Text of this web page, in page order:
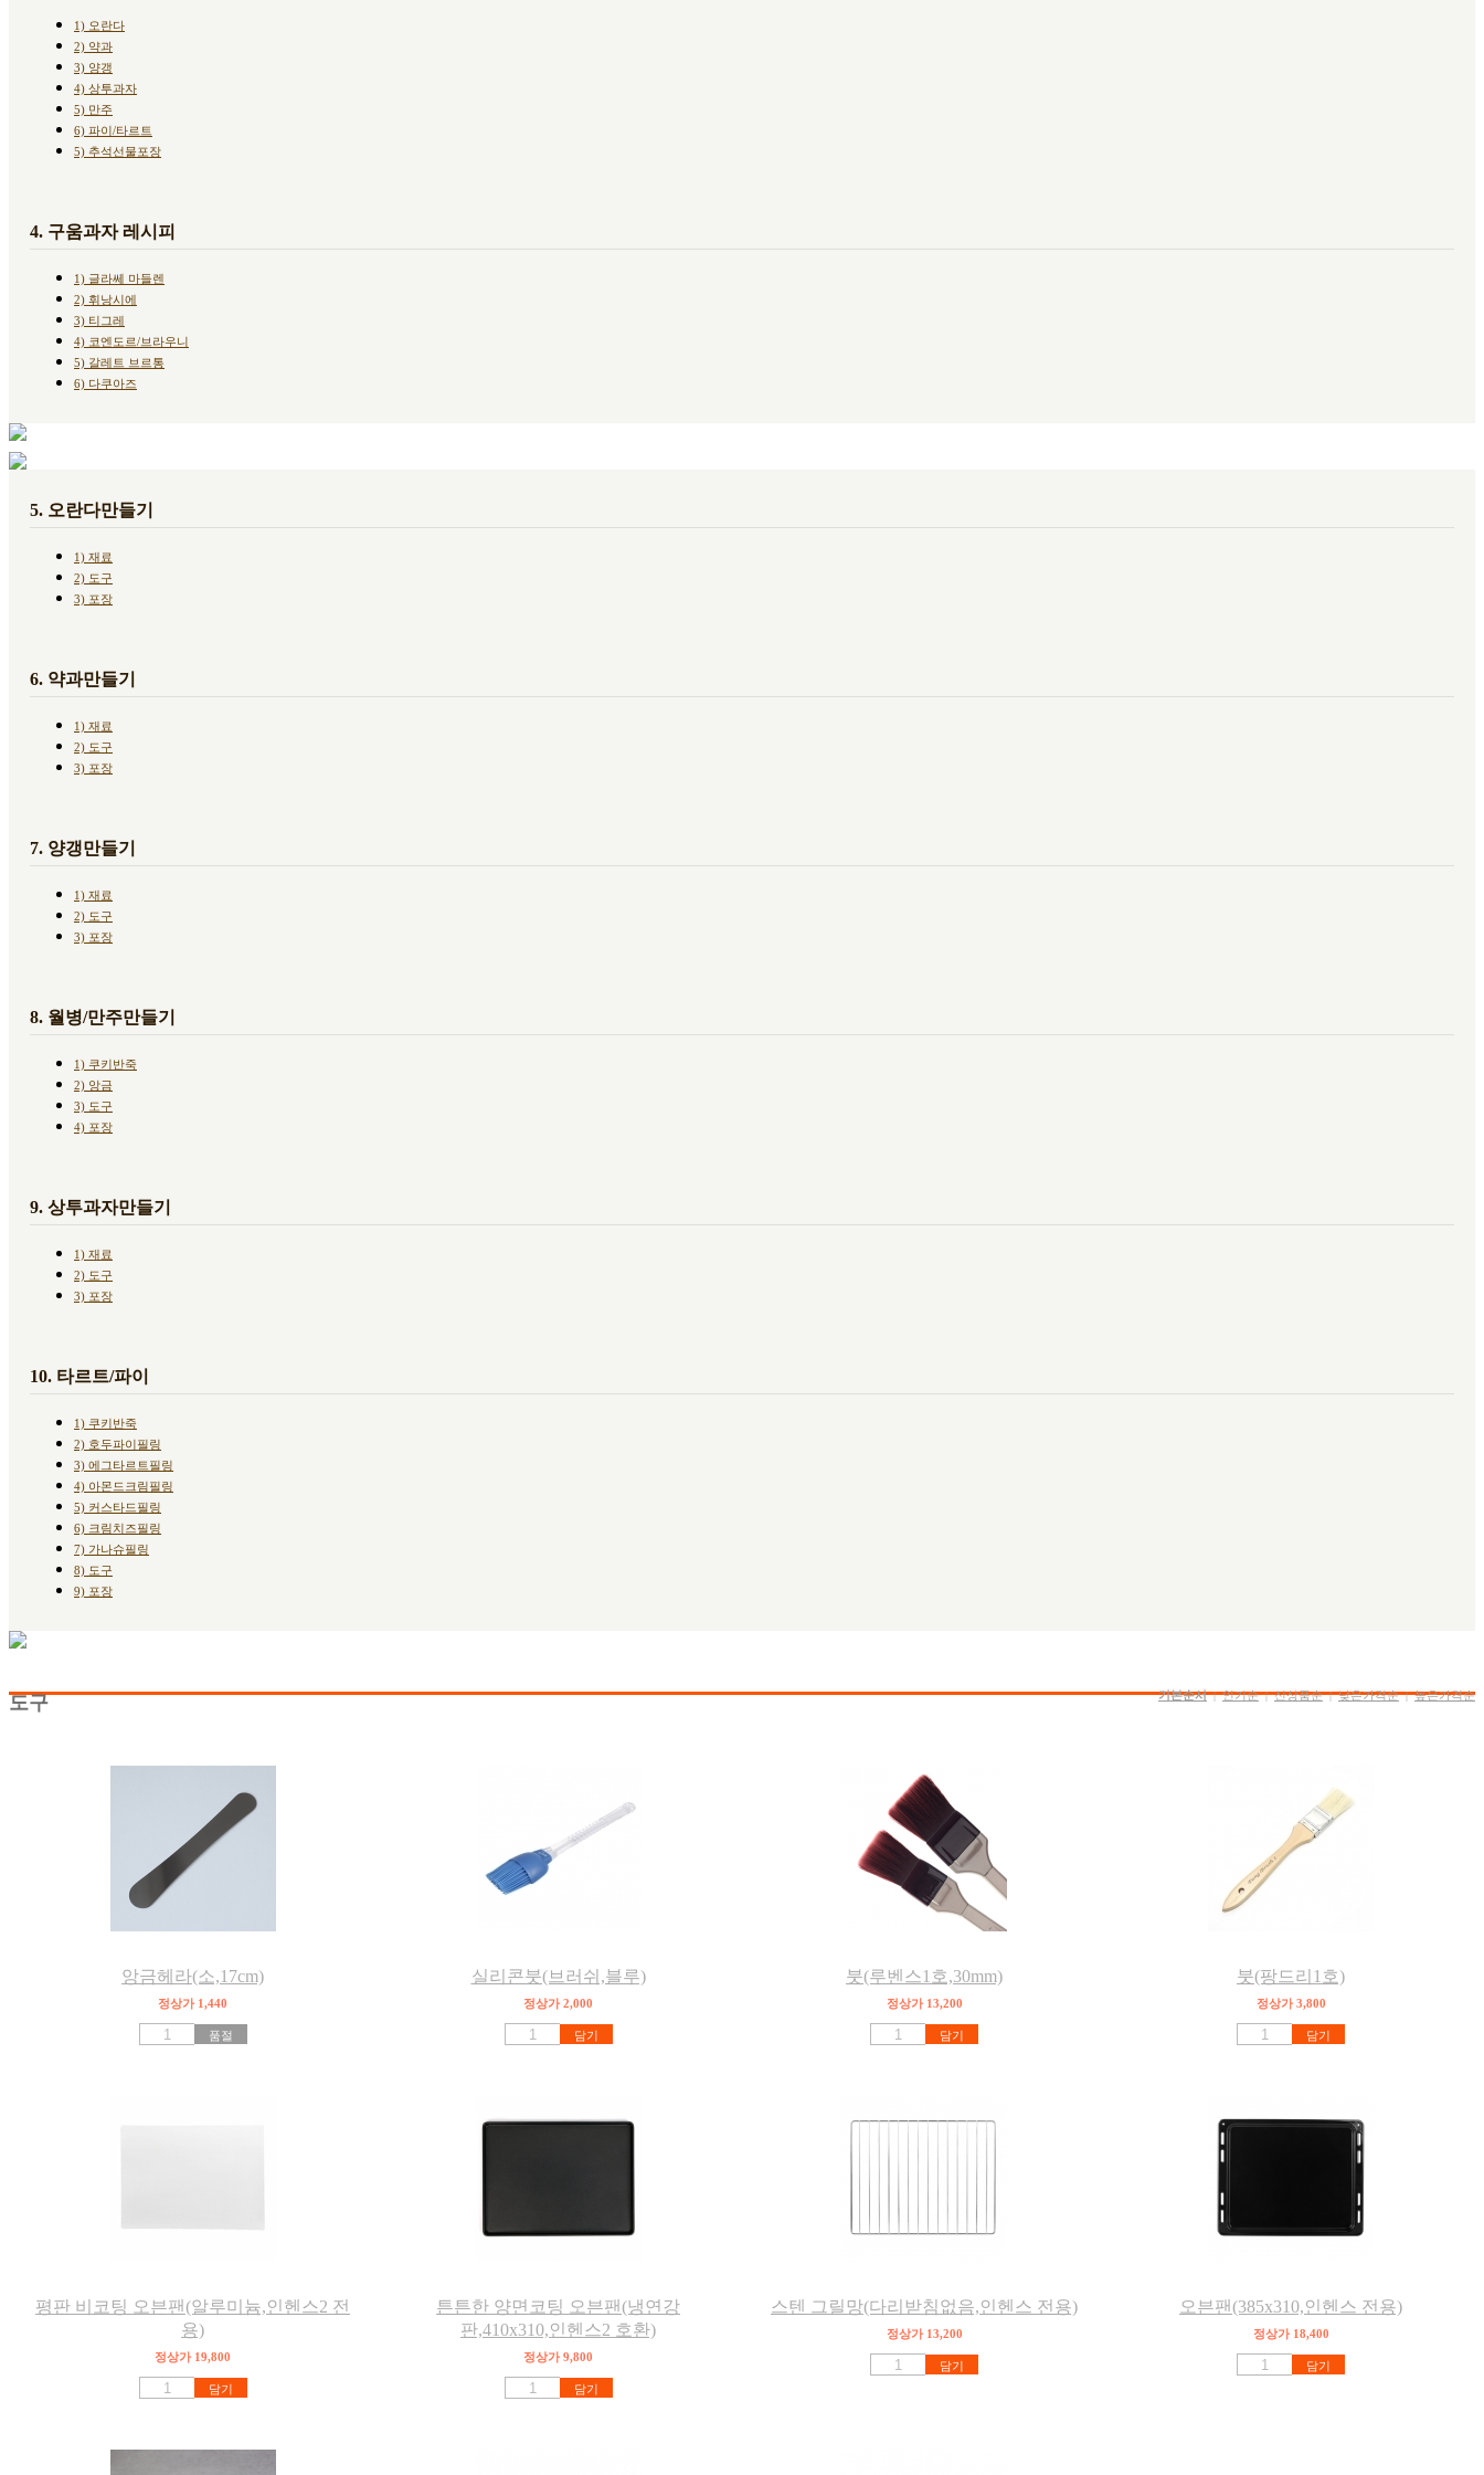
1) 오란다
2) 약과
3) 양갱
4) 상투과자
5) 만주
6) 파이/타르트
5) 추석선물포장
4. 구움과자 레시피
1) 글라쎄 마들렌
2) 휘낭시에
3) 티그레
4) 코엔도르/브라우니
5) 갈레트 브르통
6) 다쿠아즈
5. 오란다만들기
1) 재료
2) 도구
3) 포장
6. 약과만들기
1) 재료
2) 도구
3) 포장
7. 양갱만들기
1) 재료
2) 도구
3) 포장
8. 월병/만주만들기
1) 쿠키반죽
2) 앙금
3) 도구
4) 포장
9. 상투과자만들기
1) 재료
2) 도구
3) 포장
10. 타르트/파이
1) 쿠키반죽
2) 호두파이필링
3) 에그타르트필링
4) 아몬드크림필링
5) 커스타드필링
6) 크림치즈필링
7) 가나슈필링
8) 도구
9) 포장
도구 기본순서 | 인기순 | 신상품순 | 낮은가격순 | 높은가격순
앙금헤라(소,17cm)
정상가 1,440
품절
실리콘붓(브러쉬,블루)
정상가 2,000
담기
붓(루벤스1호,30mm)
정상가 13,200
담기
붓(팡드리1호)
정상가 3,800
담기
평판 비코팅 오븐팬(알루미늄,인헨스2 전
용)
정상가 19,800
담기
튼튼한 양면코팅 오븐팬(냉연강
판,410x310,인헨스2 호환)
정상가 9,800
담기
스텐 그릴망(다리받침없음,인헨스 전용)
정상가 13,200
담기
오븐팬(385x310,인헨스 전용)
정상가 18,400
담기